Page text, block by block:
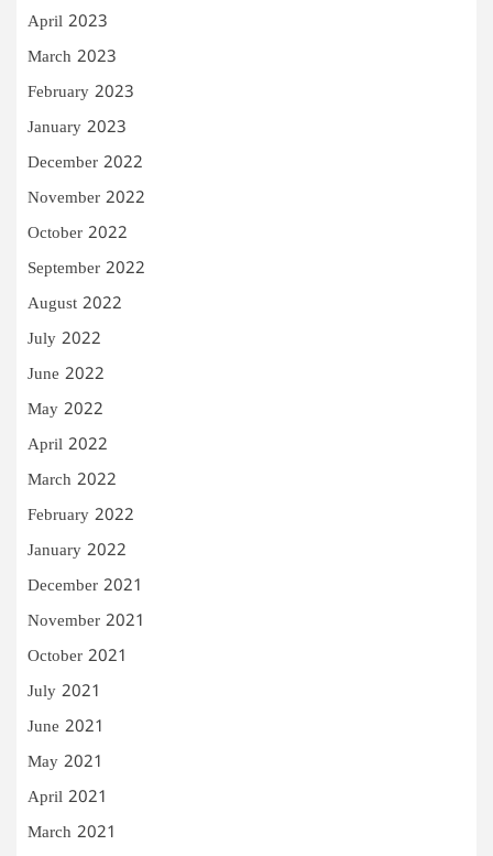
April 2023
March 2023
February 2023
January 2023
December 2022
November 2022
October 2022
September 2022
August 2022
July 2022
June 2022
May 2022
April 2022
March 2022
February 2022
January 2022
December 2021
November 2021
October 2021
July 2021
June 2021
May 2021
April 2021
March 2021